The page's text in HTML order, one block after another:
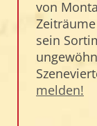
von
sein
melden!